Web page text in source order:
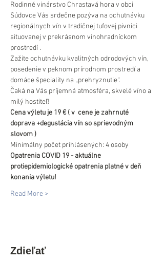
Rodinné vinárstvo Chrastavá hora v obci
Súdovce Vás srdečne pozýva na ochutnávku
regionálnych vín v tradičnej tufovej pivnici
situovanej v prekrásnom vinohradníckom
prostredí .
Zažite ochutnávku kvalitných odrodových vín,
posedenie v peknom prírodnom prostredí a
domáce špeciality na „prehryznutie“.
Čaká na Vás príjemná atmosféra, skvelé víno a
milý hostiteľ!
Cena výletu je 19 € ( v  cene je zahrnuté
doprava +degustácia vín so sprievodným
slovom )
Minimálny počet prihlásených: 4 osoby
Opatrenia COVID 19 - aktuálne
protiepidemiologické opatrenia platné v deň
konania výletu!
Read More >
Zdieľať